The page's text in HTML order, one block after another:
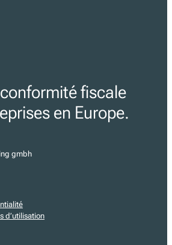
fiscale
en Europe.
gmbh
d’utilisation